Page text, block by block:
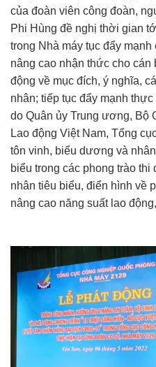
của đoàn viên công đoàn,
Phi Hùng đề nghị thời gian
trong Nhà máy tục đẩy
nâng cao nhận thức cho
động về mục đích, ý nghĩa,
nhân; tiếp tục đẩy mạnh
do Quân ủy Trung ương, Bộ
Lao động Việt Nam, Tổng
tôn vinh, biểu dương và
biểu trong các phong trào thi
nhân tiêu biểu, điển hình về
nâng cao năng suất lao